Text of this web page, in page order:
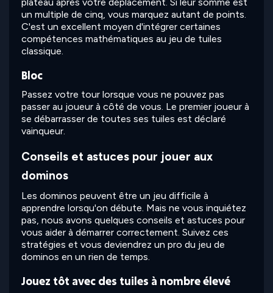
un multiple de cinq, vous marquez autant de points.
C'est un excellent moyen d'intégrer certaines
compétences mathématiques au jeu de tuiles
classique.
Bloc
Passez votre tour lorsque vous ne pouvez pas
passer au joueur à côté de vous. Le premier joueur à
se débarrasser de toutes ses tuiles est déclaré
vainqueur.
Conseils et astuces pour jouer aux
dominos
Les dominos peuvent être un jeu difficile à
apprendre lorsqu'on débute. Mais ne vous inquiétez
pas, nous avons quelques conseils et astuces pour
vous aider à démarrer correctement. Suivez ces
stratégies et vous deviendrez un pro du jeu de
dominos en un rien de temps.
Jouez tôt avec des tuiles à nombre élevé